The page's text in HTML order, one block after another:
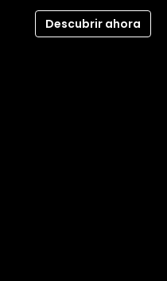
Descubrir ahora